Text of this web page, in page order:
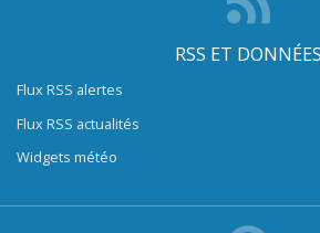
RSS ET DONNÉES
Flux RSS alertes
Flux RSS actualités
Widgets météo